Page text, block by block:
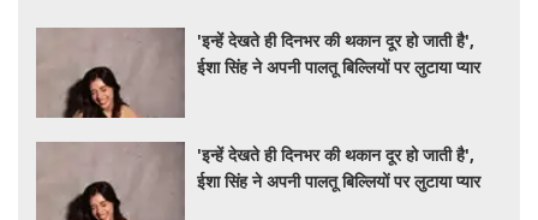
'इन्हें देखते ही दिनभर की थकान दूर हो जाती है',
ईशा सिंह ने अपनी पालतू बिल्लियों पर लुटाया प्यार
'इन्हें देखते ही दिनभर की थकान दूर हो जाती है',
ईशा सिंह ने अपनी पालतू बिल्लियों पर लुटाया प्यार